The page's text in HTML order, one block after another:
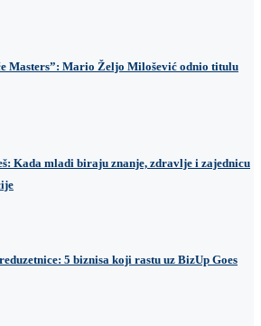
Masters”: Mario Željo Milošević odnio titulu
Kada mladi biraju znanje, zdravlje i zajednicu
5 biznisa koji rastu uz BizUp Goes